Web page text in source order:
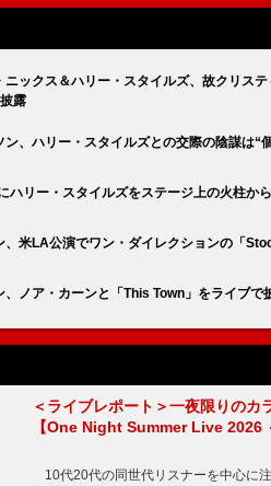
ニックス＆ハリー・スタイルズ、故クリス
露
ン、ハリー・スタイルズとの交際の陰謀は“
ハリー・スタイルズをステージ上の火柱か
、米LA公演でワン・ダイレクションの「
、ノア・カーンと「This Town」をライブで
＜ライブレポート＞一夜限りの
【One Night Summer Live 2026
10代20代の同世代リスナーを中心に